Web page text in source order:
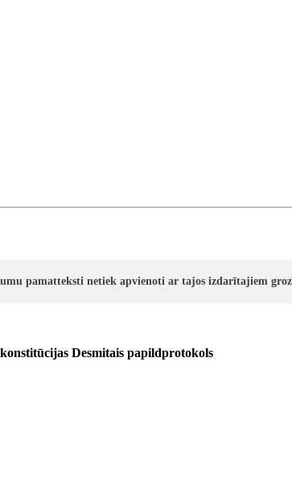
pamatteksti netiek apvienoti ar tajos izdarītajiem
konstitūcijas Desmitais papildprotokols